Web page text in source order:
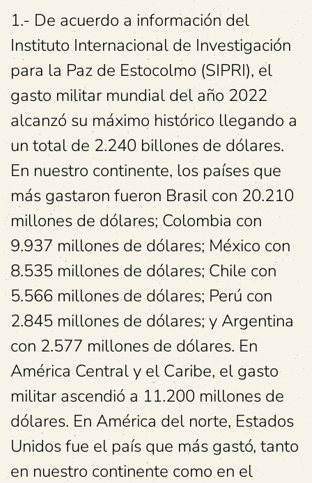
1.- De acuerdo a información del
Instituto Internacional de Investigación
para la Paz de Estocolmo (SIPRI), el
gasto militar mundial del año 2022
alcanzó su máximo histórico llegando a
un total de 2.240 billones de dólares.
En nuestro continente, los países que
más gastaron fueron Brasil con 20.210
millones de dólares; Colombia con
9.937 millones de dólares; México con
8.535 millones de dólares; Chile con
5.566 millones de dólares; Perú con
2.845 millones de dólares; y Argentina
con 2.577 millones de dólares. En
América Central y el Caribe, el gasto
militar ascendió a 11.200 millones de
dólares. En América del norte, Estados
Unidos fue el país que más gastó, tanto
en nuestro continente como en el